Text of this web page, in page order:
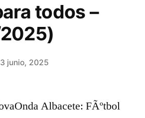
todos –
junio, 2025
Albacete: FÃºtbol